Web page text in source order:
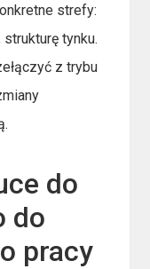
strefy:
tynku.
z trybu
do
do
pracy